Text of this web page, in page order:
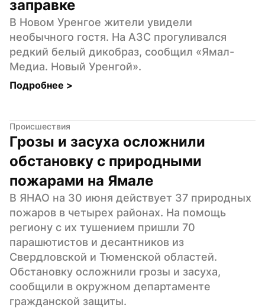
заправке
В Новом Уренгое жители увидели
необычного гостя. На АЗС прогуливался
редкий белый дикобраз, сообщил «Ямал-
Медиа. Новый Уренгой».
Подробнее >
Происшествия
Грозы и засуха осложнили
обстановку с природными
пожарами на Ямале
В ЯНАО на 30 июня действует 37 природных
пожаров в четырех районах. На помощь
региону с их тушением пришли 70
парашютистов и десантников из
Свердловской и Тюменской областей.
Обстановку осложнили грозы и засуха,
сообщили в окружном департаменте
гражданской защиты.